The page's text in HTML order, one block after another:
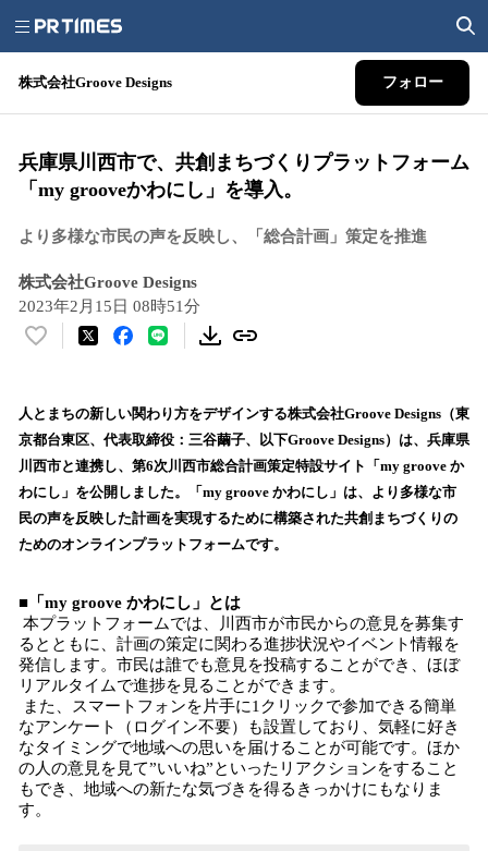
株式会社Groove Designs フォロー
兵庫県川西市で、共創まちづくりプラットフォーム
「my grooveかわにし」を導入。
より多様な市民の声を反映し、「総合計画」策定を推進
株式会社Groove Designs
2023年2月15日 08時51分
い
！
数
を
読
込
み
で
す
人とまちの新しい関わり方をデザインする株式会社Groove Designs（東
京都台東区、代表取締役：三谷繭子、以下Groove Designs）は、兵庫県
川西市と連携し、第6次川西市総合計画策定特設サイト「my groove か
わにし」を公開しました。「my groove かわにし」は、より多様な市
民の声を反映した計画を実現するために構築された共創まちづくりの
ためのオンラインプラットフォームです。
■「my groove かわにし」とは
本プラットフォームでは、川西市が市民からの意見を募集す
るとともに、計画の策定に関わる進捗状況やイベント情報を
発信します。市民は誰でも意見を投稿することができ、ほぼ
リアルタイムで進捗を見ることができます。
また、スマートフォンを片手に1クリックで参加できる簡単
なアンケート（ログイン不要）も設置しており、気軽に好き
なタイミングで地域への思いを届けることが可能です。ほか
の人の意見を見て”いいね”といったリアクションをすること
もでき、地域への新たな気づきを得るきっかけにもなりま
す。